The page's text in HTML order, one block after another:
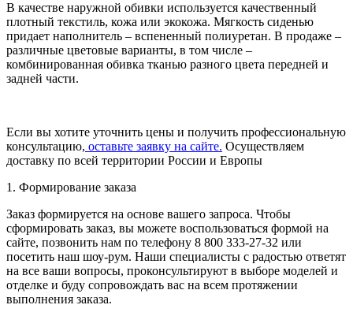
В качестве наружной обивки используется качественный
плотный текстиль, кожа или экокожа. Мягкость сиденью
придает наполнитель – вспененный полиуретан. В продаже –
различные цветовые варианты, в том числе –
комбинированная обивка тканью разного цвета передней и
задней части.
Если вы хотите уточнить цены и получить профессиональную
консультацию, оставьте заявку на сайте. Осуществляем
доставку по всей территории России и Европы
1. Формирование заказа
Заказ формируется на основе вашего запроса. Чтобы
сформировать заказ, вы можете воспользоваться формой на
сайте, позвонить нам по телефону 8 800 333-27-32 или
посетить наш шоу-рум. Наши специалисты с радостью ответят
на все ваши вопросы, проконсультируют в выборе моделей и
отделке и буду сопровождать вас на всем протяжении
выполнения заказа.